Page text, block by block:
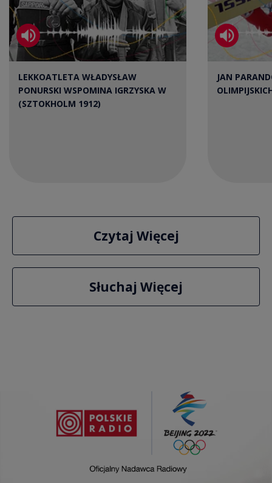
Tweets by sportradiopl
LEKKOATLETA WŁADYSŁAW
PONURSKI WSPOMINA IGRZYSKA W
(SZTOKHOLM 1912)
JAN
Czytaj Więcej
Słuchaj Więcej